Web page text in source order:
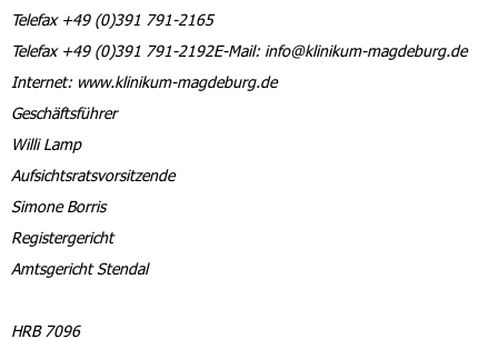
Telefax +49 (0)391 791-2165
Telefax +49 (0)391 791-2192E-Mail: info@klinikum-magdeburg.de
Internet: www.klinikum-magdeburg.de
Geschäftsführer
Willi Lamp
Aufsichtsratsvorsitzende
Simone Borris
Registergericht
Amtsgericht Stendal
HRB 7096